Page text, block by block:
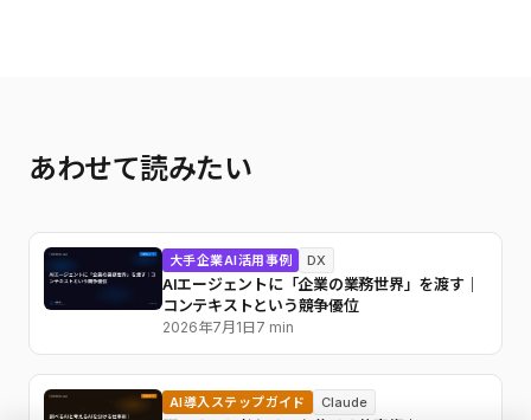
あわせて読みたい
大手企業AI活用事例 DX
AIエージェントに「企業の業務世界」を渡す｜
コンテキストという競争優位
2026年7月1日7 min
AI導入ステップガイド Claude